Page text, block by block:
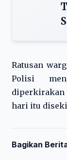
Ratusan
Polisi
diperkirakan
hari itu
Bagikan